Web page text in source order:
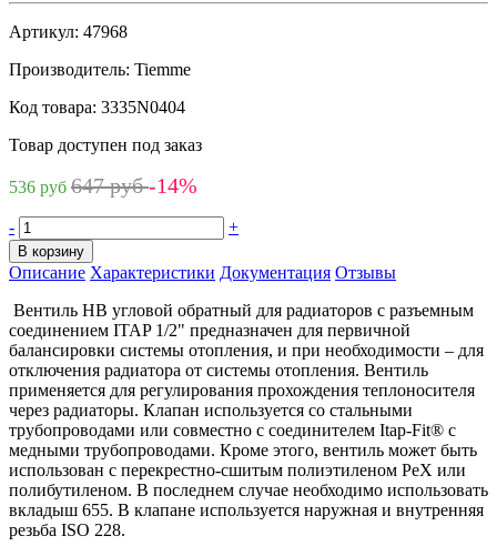
Артикул: 47968
Производитель: Tiemme
Код товара: 3335N0404
Товар доступен под заказ
536 руб 647 руб-14%
- +
В корзину
Описание Характеристики Документация Отзывы
Вентиль HB угловой обратный для радиаторов с разъемным
соединением ITAP 1/2" предназначен для первичной
балансировки системы отопления, и при необходимости – для
отключения радиатора от системы отопления. Вентиль
применяется для регулирования прохождения теплоносителя
через радиаторы. Клапан используется со стальными
трубопроводами или совместно с соединителем Itap-Fit® с
медными трубопроводами. Кроме этого, вентиль может быть
использован с перекрестно-сшитым полиэтиленом PeX или
полибутиленом. В последнем случае необходимо использовать
вкладыш 655. В клапане используется наружная и внутренняя
резьба ISO 228.